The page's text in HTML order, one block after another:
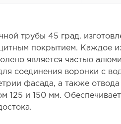
трубы 45 град.
покрытием. Каждое
является частью
соединения воронки с
фасада, а также
125 и 150 мм.